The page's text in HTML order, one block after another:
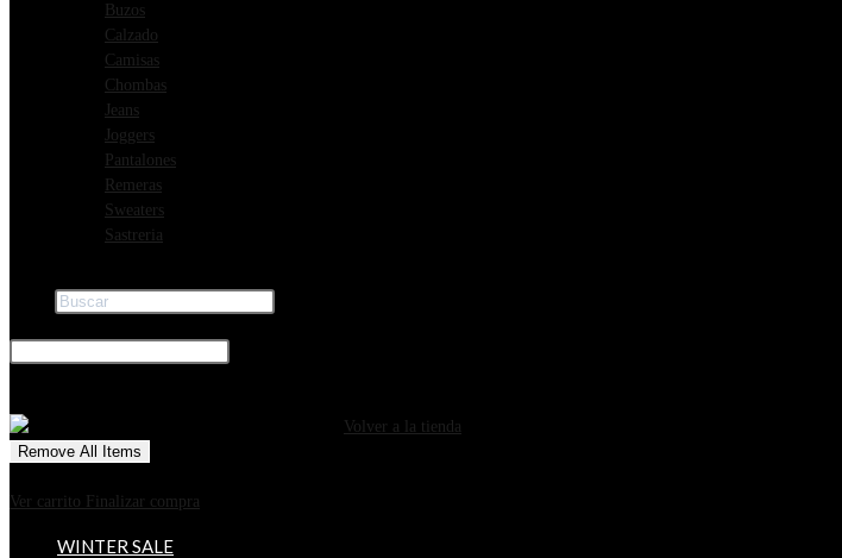
Buzos
Calzado
Camisas
Chombas
Jeans
Joggers
Pantalones
Remeras
Sweaters
Sastreria
Volver a la tienda
Remove All Items
Ver carrito
Finalizar compra
WINTER SALE